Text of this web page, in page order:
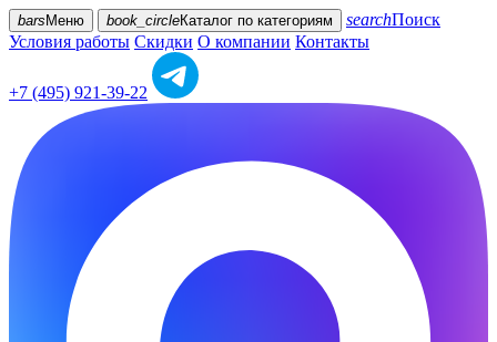
bars Меню book_circleКаталог по категориям searchПоиск
Условия работы Скидки О компании Контакты
+7 (495) 921-39-22